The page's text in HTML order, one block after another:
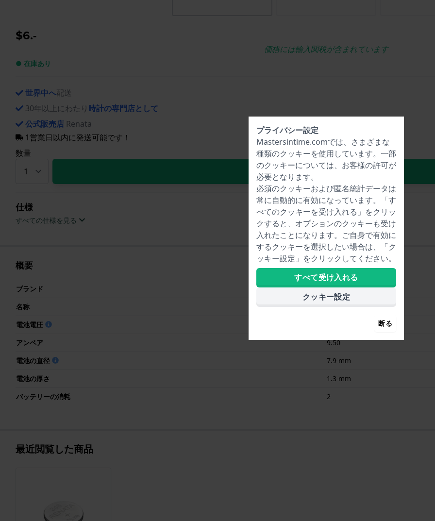
$6.-
価格には輸入関税が含まれています
● 在庫あり
世界中へ配送
30年以上にわたり 時計の専門店として
公式販売店 Renata
1営業日以内に発送可能です！
数量
ショッピングカート
仕様
すべての仕様を見る
概要
ブランド
Renata
名称
346/ SR712SW
電池電圧
アンペア
9.50
電池の直径
7.9 mm
電池の厚さ
1.3 mm
バッテリーの消耗
2
最近閲覧した商品
プライバシー設定
Mastersintime.comでは、さまざまな
種類のクッキーを使用しています。一部
のクッキーについては、お客様の許可が
必要となります。
必須のクッキーおよび匿名統計データは
常に自動的に有効になっています。「す
べてのクッキーを受け入れる」をクリッ
クすると、オプションのクッキーも受け
入れたことになります。ご自身で有効に
するクッキーを選択したい場合は、「ク
ッキー設定」をクリックしてください。
すべて受け入れる
クッキー設定
断る